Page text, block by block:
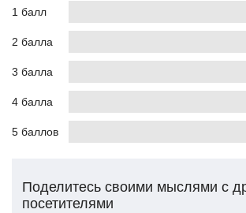
1 балл
2 балла
3 балла
4 балла
5 баллов
Поделитесь своими мыслями с
посетителями